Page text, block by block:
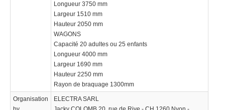
Longueur 3750 mm
Largeur 1510 mm
Hauteur 2050 mm
WAGONS
Capacité 20 adultes ou 25 enfants
Longueur 4000 mm
Largeur 1690 mm
Hauteur 2250 mm
Rayon de braquage 1300mm
Organisation
ELECTRA SARL